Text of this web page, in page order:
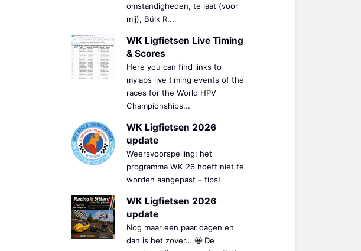
omstandigheden, te laat (voor
mij), Bülk R...
WK Ligfietsen Live Timing
& Scores
Here you can find links to
mylaps live timing events of the
races for the World HPV
Championships...
WK Ligfietsen 2026
update
Weersvoorspelling: het
programma WK 26 hoeft niet te
worden aangepast – tips!
WK Ligfietsen 2026
update
Nog maar een paar dagen en
dan is het zover… 🤩 De